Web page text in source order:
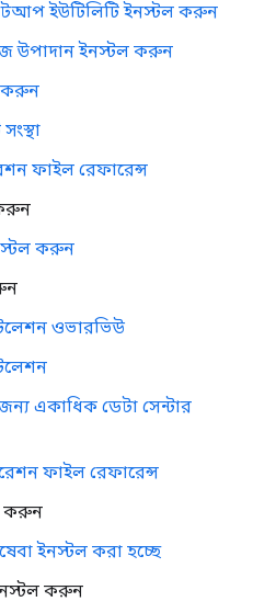
ইউটিলিটি ইনস্টল করুন
উপাদান ইনস্টল করুন
করুন
ফাইল রেফারেন্স
করুন
ওভারভিউ
একাধিক ডেটা সেন্টার
ফাইল রেফারেন্স
করুন
ইনস্টল করা হচ্ছে
করুন